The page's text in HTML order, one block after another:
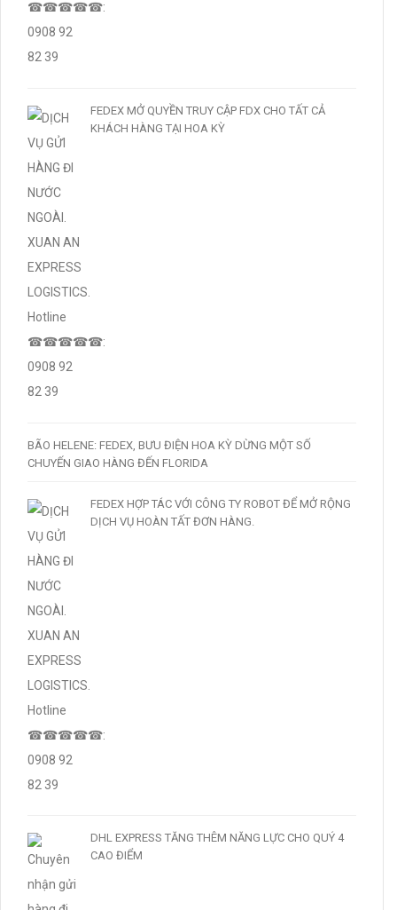
FEDEX MỞ QUYỀN TRUY CẬP FDX CHO TẤT CẢ
KHÁCH HÀNG TẠI HOA KỲ
BÃO HELENE: FEDEX, BƯU ĐIỆN HOA KỲ DỪNG MỘT SỐ
CHUYẾN GIAO HÀNG ĐẾN FLORIDA
FEDEX HỢP TÁC VỚI CÔNG TY ROBOT ĐỂ MỞ RỘNG
DỊCH VỤ HOÀN TẤT ĐƠN HÀNG.
DHL EXPRESS TĂNG THÊM NĂNG LỰC CHO QUÝ 4
CAO ĐIỂM